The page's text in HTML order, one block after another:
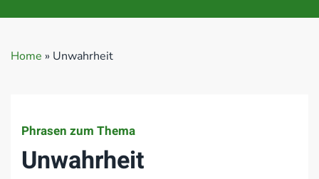
Home » Unwahrheit
Phrasen zum Thema
Unwahrheit